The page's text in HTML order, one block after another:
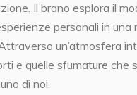
Il brano esplora il
personali in una
un’atmosfera
e quelle sfumature che
di noi.